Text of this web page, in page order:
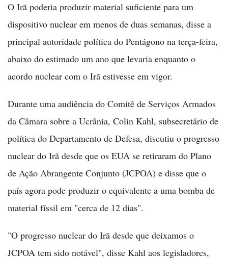
O Irã poderia produzir material suficiente para um
dispositivo nuclear em menos de duas semanas, disse a
principal autoridade política do Pentágono na terça-feira,
abaixo do estimado um ano que levaria enquanto o
acordo nuclear com o Irã estivesse em vigor.
Durante uma audiência do Comitê de Serviços Armados
da Câmara sobre a Ucrânia, Colin Kahl, subsecretário de
política do Departamento de Defesa, discutiu o progresso
nuclear do Irã desde que os EUA se retiraram do Plano
de Ação Abrangente Conjunto (JCPOA) e disse que o
país agora pode produzir o equivalente a uma bomba de
material físsil em "cerca de 12 dias".
"O progresso nuclear do Irã desde que deixamos o
JCPOA tem sido notável", disse Kahl aos legisladores,